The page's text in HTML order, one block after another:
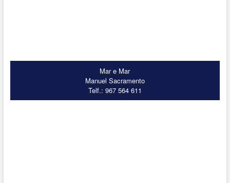
Mar e Mar
Manuel Sacramento
Telf.: 967 564 611